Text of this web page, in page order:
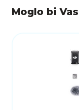
Moglo bi